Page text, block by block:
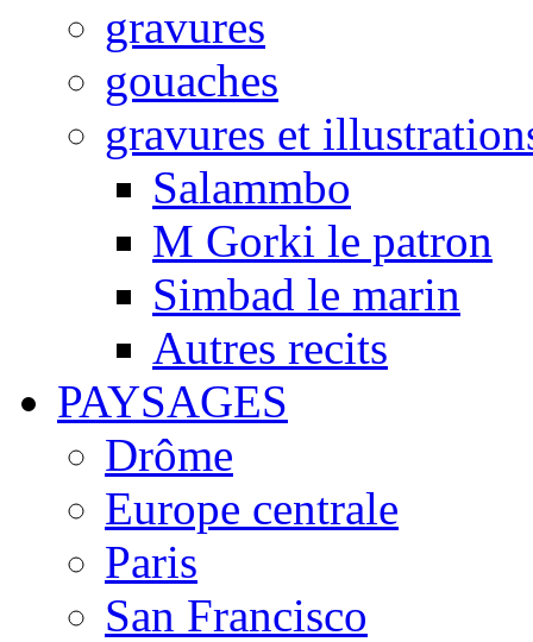
gravures
gouaches
gravures et
Salammbo
M Gorki le patron
Simbad le marin
Autres recits
PAYSAGES
Drôme
Europe centrale
Paris
San Francisco